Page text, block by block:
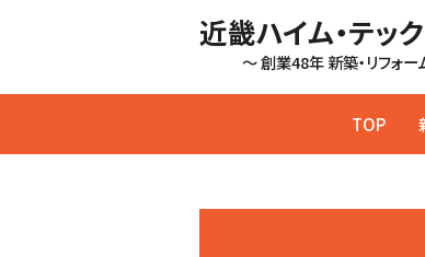
近畿ハイム・テッ
～ 創業48年 新築・リフォ
TOP